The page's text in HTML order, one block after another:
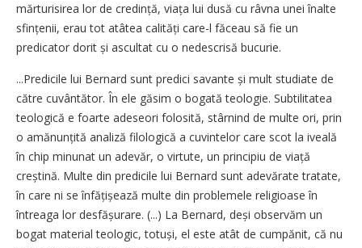
mărturisirea lor de credință, viața lui dusă cu râvna unei înalte
sfințenii, erau tot atâtea calități care-l făceau să fie un
predicator dorit și ascultat cu o nedescrisă bucurie.
...Predicile lui Bernard sunt predici savante și mult studiate de
că­tre cuvântător. În ele găsim o bo­­gată teologie. Subtilitatea
teologică e foarte adeseori folosită, stâr­nind de multe ori, prin
o amă­nun­țită analiză filologică a cuvintelor care scot la iveală
în chip minunat un adevăr, o virtute, un principiu de viață
creștină. Multe din predicile lui Bernard sunt adevărate tratate,
în care ni se înfă­țișează multe din problemele religioase în
întreaga lor desfă­șu­rare. (...) La Bernard, deși observăm un
bogat material teologic, totuși, el este atât de cumpănit, că nu